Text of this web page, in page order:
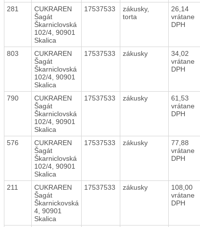
281
CUKRAREN
Šagát
Škarniclovská
102/4, 90901
Skalica
17537533
zákusky,
torta
26,14
vrátane
DPH
803
CUKRAREN
Šagát
Škarniclovská
102/4, 90901
Skalica
17537533 zákusky
34,02
vrátane
DPH
790
CUKRAREN
Šagát
Škarniclovská
102/4, 90901
Skalica
17537533 zákusky
61,53
vrátane
DPH
576
CUKRAREN
Šagát
Škarniclovská
102/4, 90901
Skalica
17537533 zákusky
77,88
vrátane
DPH
211
CUKRAREN
Šagát
Škarnickovská
4, 90901
Skalica
17537533 zákusky
108,00
vrátane
DPH